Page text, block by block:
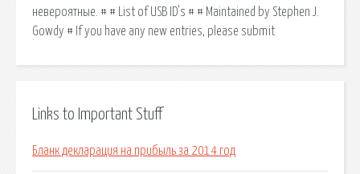
невероятные. # # List of USB ID's # # Maintained by Stephen J.
Gowdy # If you have any new entries, please submit
Links to Important Stuff
Бланк декларация на прибыль за 2014 год